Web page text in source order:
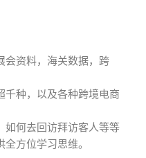
会资料，海关数据，跨
千种，以及各种跨境电商
如何去回访拜访客人等等
方位学习思维。